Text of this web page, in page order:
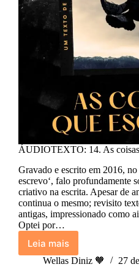
ÁUDIOTEXTO: 14. As coisas
Gravado e escrito em 2016,
escrevo‘, falo profundamente
criativo na escrita. Apesar de
continua o mesmo; revisito
antigas, impressionado como
Optei por…
Leia maisÁUDIOTEXTO:
14.
Wellas Diniz 🧡 27